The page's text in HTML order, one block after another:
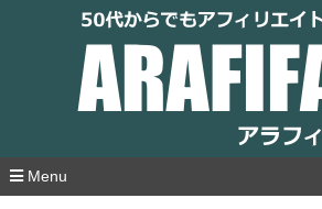
アラフィフエイト｜ 50代
エイトは遅く
Menu